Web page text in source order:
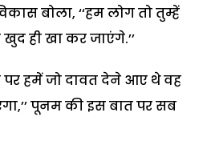
बोला, ‘‘हम लोग तो तुम्हें
ही खा कर जाएंगे.’’
पर हमें जो दावत देने आए थे वह
पूनम की इस बात पर सब